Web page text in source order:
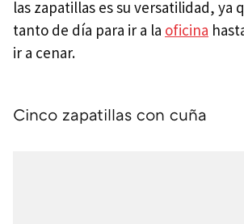
las zapatillas es su versatilidad, ya
tanto de día para ir a la oficina
ir a cenar.
Cinco zapatillas con cuña